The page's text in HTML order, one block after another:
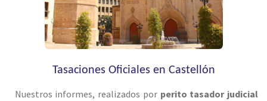
Tasaciones Oficiales en Castellón
Nuestros informes, realizados por perito tasador judicial